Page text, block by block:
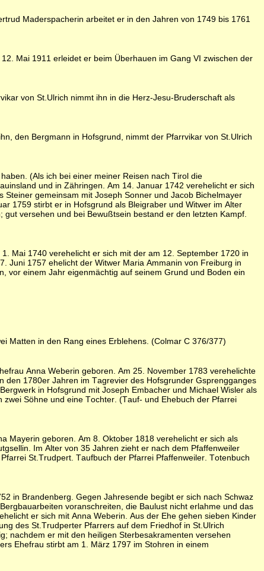
Maderspacherin arbeitet er in den Jahren von 1749 bis 1761
Mai 1911 erleidet er beim Überhauen im Gang VI zwischen der
von St.Ulrich nimmt ihn in die Herz-Jesu-Bruderschaft als
den Bergmann in Hofsgrund, nimmt der Pfarrvikar von St.Ulrich
(Als ich bei einer meiner Reisen nach Tirol die
und in Zähringen. Am 14. Januar 1742 verehelicht er sich
gemeinsam mit Joseph Sonner und Jacob Bichelmayer
1759 stirbt er in Hofsgrund als Bleigraber und Witwer im Alter
versehen und bei Bewußtsein bestand er den letzten Kampf.
Mai 1740 verehelicht er sich mit der am 12. September 1720 in
Juni 1757 ehelicht der Witwer Maria Ammanin von Freiburg in
vor einem Jahr eigenmächtig auf seinem Grund und Boden ein
Matten in den Rang eines Erblehens. (Colmar C 376/377)
Anna Weberin geboren. Am 25. November 1783 verehelichte
1780er Jahren im Tagrevier des Hofsgrunder Gsprengganges
in Hofsgrund mit Joseph Embacher und Michael Wisler als
Söhne und eine Tochter. (Tauf- und Ehebuch der Pfarrei
Mayerin geboren. Am 8. Oktober 1818 verehelicht er sich als
Im Alter von 35 Jahren zieht er nach dem Pfaffenweiler
St.Trudpert. Taufbuch der Pfarrei Pfaffenweiler. Totenbuch
in Brandenberg. Gegen Jahresende begibt er sich nach Schwaz
voranschreiten, die Baulust nicht erlahme und das
er sich mit Anna Weberin. Aus der Ehe gehen sieben Kinder
des St.Trudperter Pfarrers auf dem Friedhof in St.Ulrich
nachdem er mit den heiligen Sterbesakramenten versehen
Ehefrau stirbt am 1. März 1797 im Stohren in einem